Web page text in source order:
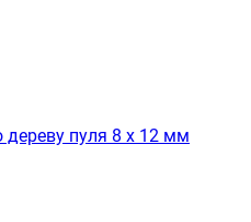
пуля 8 х 12 мм